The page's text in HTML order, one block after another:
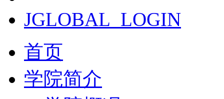
JGLOBAL_LOGIN
首页
学院简介